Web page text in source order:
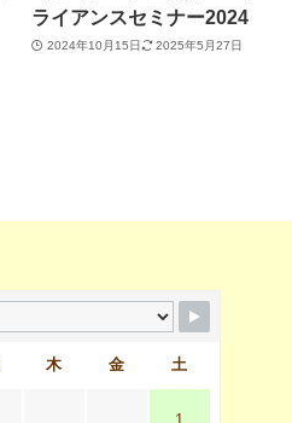
ライアンスセミナー2024
2024年10月15日 2025年5月27日
木 金 土